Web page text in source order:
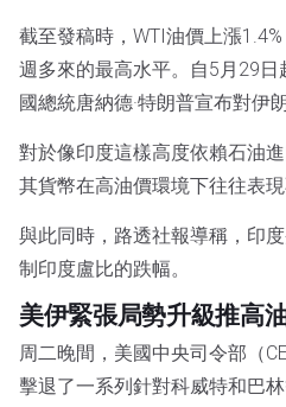
截至發稿時，WTI油價上漲
週多來的最高水平。自5月29
國總統唐納德·特朗普宣布對伊
對於像印度這樣高度依賴石油
其貨幣在高油價環境下往往表現
與此同時，路透社報導稱，印
制印度盧比的跌幅。
美伊緊張局勢升級推高
周二晚間，美國中央司令部（
擊退了一系列針對科威特和巴